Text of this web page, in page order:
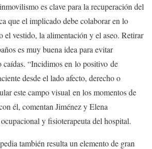
es clave para la recuperación del
que el implicado debe colaborar en lo
el vestido, la alimentación y el aseo. Retirar
es muy buena idea para evitar
caídas. “Incidimos en lo positivo de
desde el lado afecto, derecho o
este campo visual en los momentos de
él, comentan Jiménez y Elena
y fisioterapeuta del hospital.
también resulta un elemento de gran